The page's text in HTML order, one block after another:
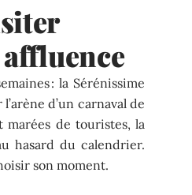
: la Sérénissime
d’un carnaval de
marées de touristes, la
hasard du calendrier.
son moment.